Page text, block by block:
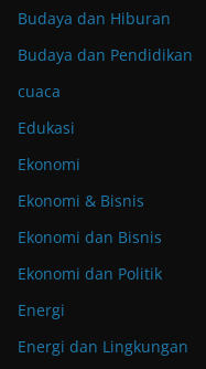
Budaya dan Hiburan
Budaya dan Pendidikan
cuaca
Edukasi
Ekonomi
Ekonomi & Bisnis
Ekonomi dan Bisnis
Ekonomi dan Politik
Energi
Energi dan Lingkungan